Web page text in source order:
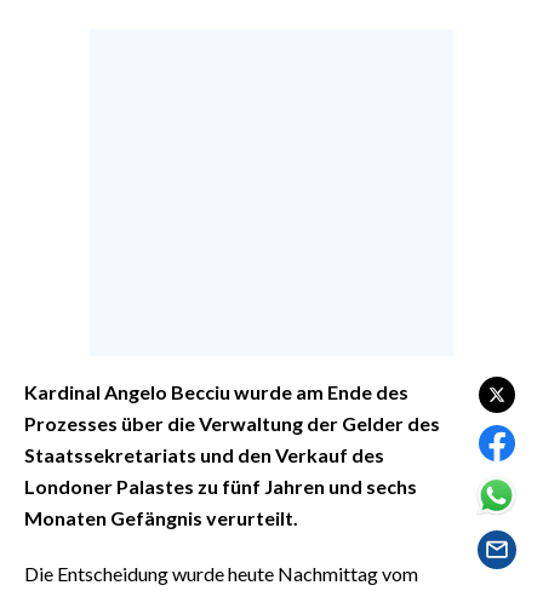
INFO AZIENDE
ABBONATI
Kardinal Angelo Becciu wurde am Ende des
Prozesses über die Verwaltung der Gelder des
Staatssekretariats und den Verkauf des
Londoner Palastes zu fünf Jahren und sechs
Monaten Gefängnis verurteilt.
Die Entscheidung wurde heute Nachmittag vom